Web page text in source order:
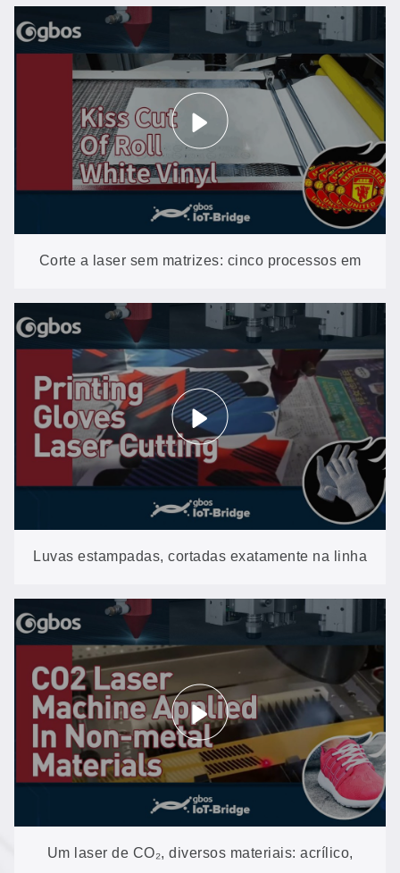
LABEL em operação ininterrupta na fábrica de um
cliente
Corte a laser sem matrizes: cinco processos em
um único X LABEL
Luvas estampadas, cortadas exatamente na linha
da estampa: VisionScan no GH1260CCD
Um laser de CO₂, diversos materiais: acrílico,